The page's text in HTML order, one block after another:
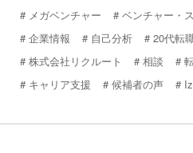
メガベンチャー
ベンチャー・
企業情報
自己分析 20代転
株式会社リクルート
相談
キャリア支援
候補者の声